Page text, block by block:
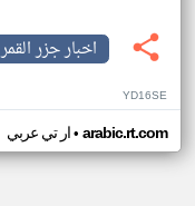
اخبار جزر القمر
YD16SE
ار تي عربي• arabic.rt.com